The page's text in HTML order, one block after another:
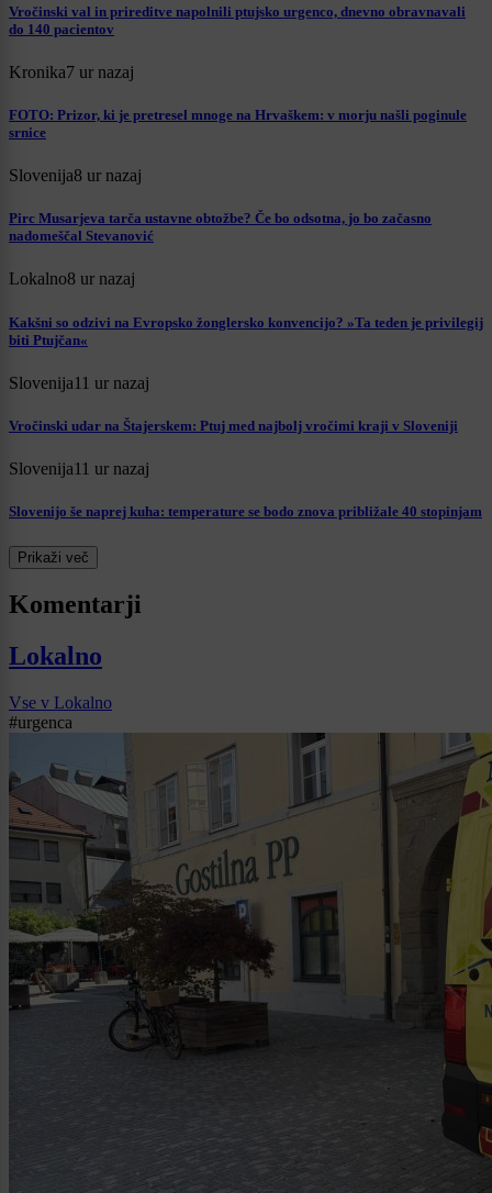
Vročinski val in prireditve napolnili ptujsko urgenco, dnevno obravnavali
do 140 pacientov
Kronika7 ur nazaj
FOTO: Prizor, ki je pretresel mnoge na Hrvaškem: v morju našli poginule
srnice
Slovenija8 ur nazaj
Pirc Musarjeva tarča ustavne obtožbe? Če bo odsotna, jo bo začasno
nadomeščal Stevanović
Lokalno8 ur nazaj
Kakšni so odzivi na Evropsko žonglersko konvencijo? »Ta teden je privilegij
biti Ptujčan«
Slovenija11 ur nazaj
Vročinski udar na Štajerskem: Ptuj med najbolj vročimi kraji v Sloveniji
Slovenija11 ur nazaj
Slovenijo še naprej kuha: temperature se bodo znova približale 40 stopinjam
Prikaži več
Komentarji
Lokalno
Vse v Lokalno
#urgenca